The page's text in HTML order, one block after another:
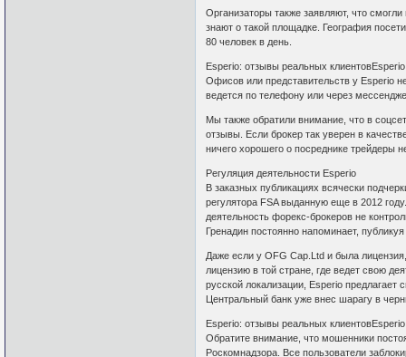
Организаторы также заявляют, что
знают о такой площадке. География
80 человек в день.
Esperio: отзывы реальных
Офисов или представительств у Esperio
ведется по телефону или через
Мы также обратили внимание, что в
отзывы. Если брокер так уверен в
ничего хорошего о посреднике трейдеры
Регуляция деятельности Esperio
В заказных публикациях всячески
регулятора FSA выданную еще в 2012
деятельность форекс-брокеров не
Гренадин постоянно напоминает,
Даже если у OFG Cap.Ltd и была
лицензию в той стране, где ведет свою
русской локализации, Esperio
Центральный банк уже внес шарагу в
Esperio: отзывы реальных
Обратите внимание, что мошенники
Роскомнадзора. Все пользователи